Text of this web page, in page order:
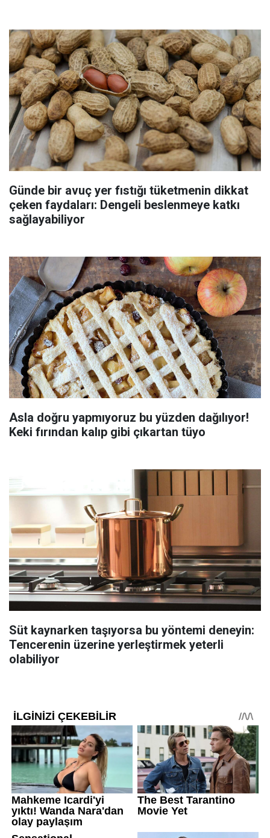
Günde bir avuç yer fıstığı tüketmenin dikkat
çeken faydaları: Dengeli beslenmeye katkı
sağlayabiliyor
Asla doğru yapmıyoruz bu yüzden dağılıyor!
Keki fırından kalıp gibi çıkartan tüyo
Süt kaynarken taşıyorsa bu yöntemi deneyin:
Tencerenin üzerine yerleştirmek yeterli
olabiliyor